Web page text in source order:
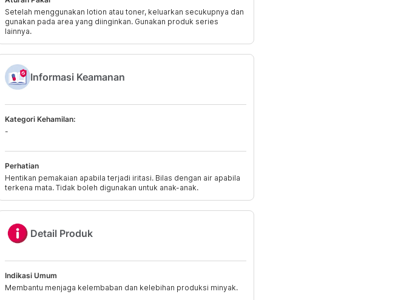
Setelah menggunakan lotion atau toner, keluarkan secukupnya dan
gunakan pada area yang diinginkan. Gunakan produk series
lainnya.
Informasi Keamanan
Kategori Kehamilan:
-
Perhatian
Hentikan pemakaian apabila terjadi iritasi. Bilas dengan air apabila
terkena mata. Tidak boleh digunakan untuk anak-anak.
Detail Produk
Indikasi Umum
Membantu menjaga kelembaban dan kelebihan produksi minyak.